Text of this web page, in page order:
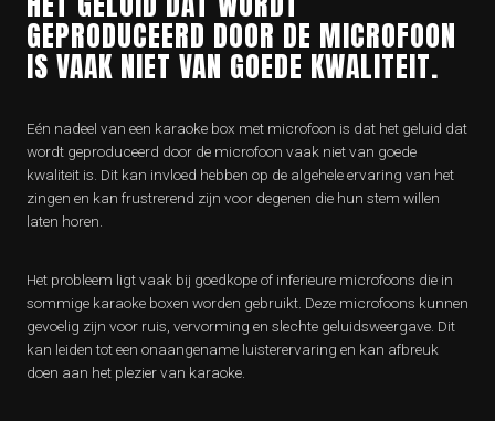
GEPRODUCEERD DOOR DE MICROFOON
IS VAAK NIET VAN GOEDE KWALITEIT.
Eén nadeel van een karaoke box met microfoon is dat het geluid dat
wordt geproduceerd door de microfoon vaak niet van goede
kwaliteit is. Dit kan invloed hebben op de algehele ervaring van het
zingen en kan frustrerend zijn voor degenen die hun stem willen
laten horen.
Het probleem ligt vaak bij goedkope of inferieure microfoons die in
sommige karaoke boxen worden gebruikt. Deze microfoons kunnen
gevoelig zijn voor ruis, vervorming en slechte geluidsweergave. Dit
kan leiden tot een onaangename luisterervaring en kan afbreuk
doen aan het plezier van karaoke.